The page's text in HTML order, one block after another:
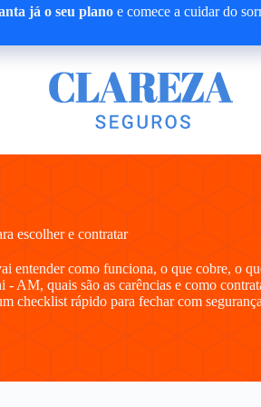
já o seu planoe comece a cuidar do
escolher e contratar
entender como funciona, o que cobre, o
- AM, quais são as carências e como
checklist rápido para fechar com